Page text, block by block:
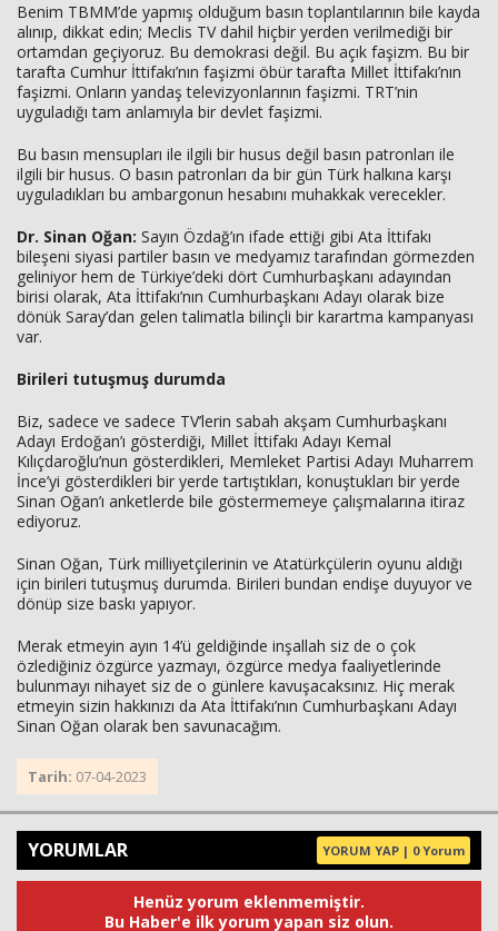
Benim TBMM’de yapmış olduğum basın toplantılarının bile kayda
alınıp, dikkat edin; Meclis TV dahil hiçbir yerden verilmediği bir
ortamdan geçiyoruz. Bu demokrasi değil. Bu açık faşizm. Bu bir
tarafta Cumhur İttifakı’nın faşizmi öbür tarafta Millet İttifakı’nın
faşizmi. Onların yandaş televizyonlarının faşizmi. TRT’nin
uyguladığı tam anlamıyla bir devlet faşizmi.
Bu basın mensupları ile ilgili bir husus değil basın patronları ile
ilgili bir husus. O basın patronları da bir gün Türk halkına karşı
uyguladıkları bu ambargonun hesabını muhakkak verecekler.
Dr. Sinan Oğan: Sayın Özdağ’ın ifade ettiği gibi Ata İttifakı
bileşeni siyasi partiler basın ve medyamız tarafından görmezden
geliniyor hem de Türkiye’deki dört Cumhurbaşkanı adayından
birisi olarak, Ata İttifakı’nın Cumhurbaşkanı Adayı olarak bize
dönük Saray’dan gelen talimatla bilinçli bir karartma kampanyası
var.
Birileri tutuşmuş durumda
Biz, sadece ve sadece TV’lerin sabah akşam Cumhurbaşkanı
Adayı Erdoğan’ı gösterdiği, Millet İttifakı Adayı Kemal
Kılıçdaroğlu’nun gösterdikleri, Memleket Partisi Adayı Muharrem
İnce’yi gösterdikleri bir yerde tartıştıkları, konuştukları bir yerde
Sinan Oğan’ı anketlerde bile göstermemeye çalışmalarına itiraz
ediyoruz.
Sinan Oğan, Türk milliyetçilerinin ve Atatürkçülerin oyunu aldığı
için birileri tutuşmuş durumda. Birileri bundan endişe duyuyor ve
dönüp size baskı yapıyor.
Merak etmeyin ayın 14’ü geldiğinde inşallah siz de o çok
özlediğiniz özgürce yazmayı, özgürce medya faaliyetlerinde
bulunmayı nihayet siz de o günlere kavuşacaksınız. Hiç merak
etmeyin sizin hakkınızı da Ata İttifakı’nın Cumhurbaşkanı Adayı
Sinan Oğan olarak ben savunacağım.
Tarih: 07-04-2023
YORUMLAR YORUM YAP | 0 Yorum
Henüz yorum eklenmemiştir.
Bu Haber'e ilk yorum yapan siz olun.